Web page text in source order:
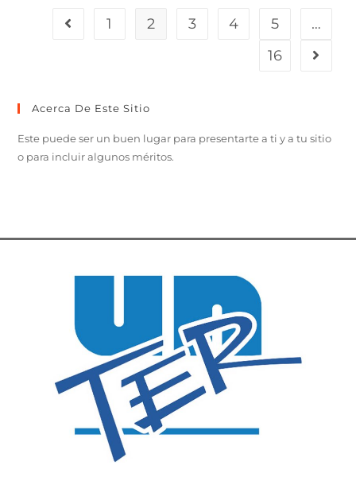
1 2 3 4 5
…
16
Acerca De Este Sitio
Este puede ser un buen lugar para presentarte a ti y a tu sitio
o para incluir algunos méritos.